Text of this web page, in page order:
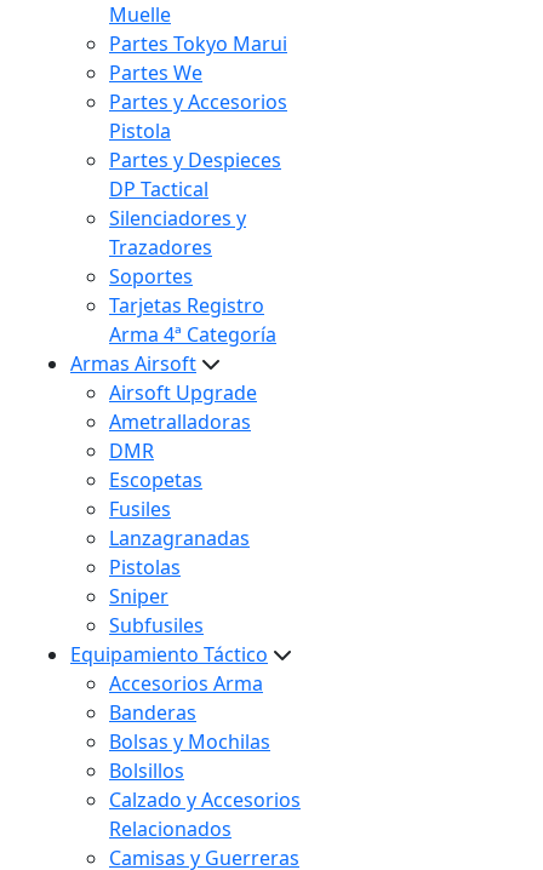
Muelle
Partes Tokyo Marui
Partes We
Partes y Accesorios
Pistola
Partes y Despieces
DP Tactical
Silenciadores y
Trazadores
Soportes
Tarjetas Registro
Arma 4ª Categoría
Armas Airsoft
Airsoft Upgrade
Ametralladoras
DMR
Escopetas
Fusiles
Lanzagranadas
Pistolas
Sniper
Subfusiles
Equipamiento Táctico
Accesorios Arma
Banderas
Bolsas y Mochilas
Bolsillos
Calzado y Accesorios
Relacionados
Camisas y Guerreras